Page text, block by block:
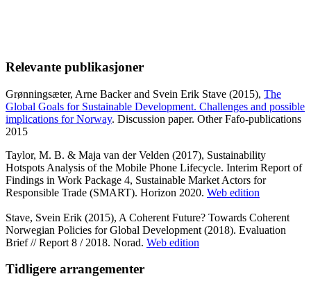
Relevante publikasjoner
Grønningsæter, Arne Backer and Svein Erik Stave (2015), The
Global Goals for Sustainable Development. Challenges and possible
implications for Norway. Discussion paper. Other Fafo-publications
2015
Taylor, M. B. & Maja van der Velden (2017), Sustainability
Hotspots Analysis of the Mobile Phone Lifecycle. Interim Report of
Findings in Work Package 4, Sustainable Market Actors for
Responsible Trade (SMART). Horizon 2020. Web edition
Stave, Svein Erik (2015), A Coherent Future? Towards Coherent
Norwegian Policies for Global Development (2018). Evaluation
Brief // Report 8 / 2018. Norad. Web edition
Tidligere arrangementer